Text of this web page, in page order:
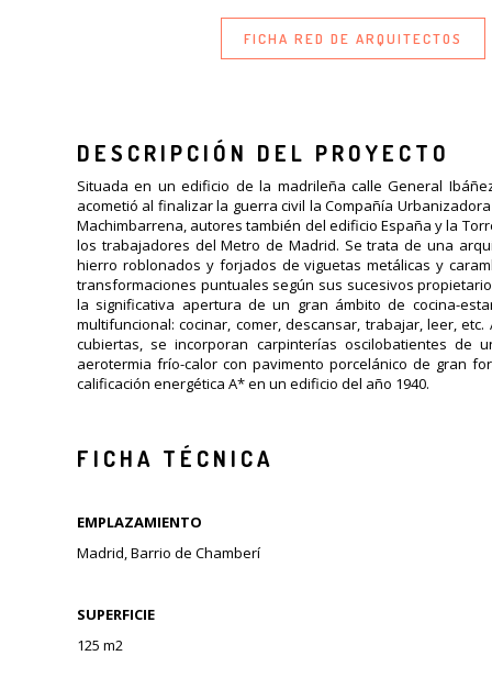
FICHA RED DE ARQUITECTOS
DESCRIPCIÓN DEL PROYECTO
Situada en un edificio de la madrileña calle General
acometió al finalizar la guerra civil la Compañía
Machimbarrena, autores también del edificio España y la
los trabajadores del Metro de Madrid. Se trata de una
hierro roblonados y forjados de viguetas metálicas y
transformaciones puntuales según sus sucesivos
la significativa apertura de un gran ámbito de cocina-
multifuncional: cocinar, comer, descansar, trabajar, leer,
cubiertas, se incorporan carpinterías oscilobatientes de
aerotermia frío-calor con pavimento porcelánico de gran
calificación energética A* en un edificio del año 1940.
FICHA TÉCNICA
EMPLAZAMIENTO
Madrid, Barrio de Chamberí
SUPERFICIE
125 m2